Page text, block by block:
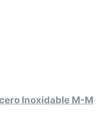
Inoxidable M-M